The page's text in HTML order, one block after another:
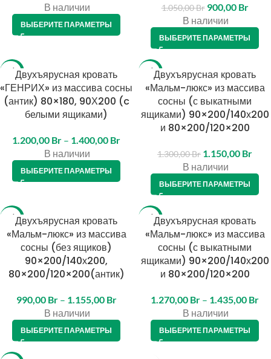
В наличии
ВЫБЕРИТЕ ПАРАМЕТРЫ
1.050,00Br 900,00 Br
В наличии
ВЫБЕРИТЕ ПАРАМЕТРЫ
-14%Двухъярусная кровать
«ГЕНРИХ» из массива сосны
(антик) 80×180, 90Х200 (c
белыми ящиками)
1.200,00 Br – 1.400,00 Br
В наличии
ВЫБЕРИТЕ ПАРАМЕТРЫ
-12%Двухъярусная кровать
«Мальм-люкс» из массива
сосны (с выкатными
ящиками) 90×200/140х200
и 80×200/120×200
1.300,00Br 1.150,00 Br
В наличии
ВЫБЕРИТЕ ПАРАМЕТРЫ
-14%Двухъярусная кровать
«Мальм-люкс» из массива
сосны (без ящиков)
90×200/140х200,
80×200/120×200(антик)
990,00 Br – 1.155,00 Br
В наличии
ВЫБЕРИТЕ ПАРАМЕТРЫ
-11%Двухъярусная кровать
«Мальм-люкс» из массива
сосны (с выкатными
ящиками) 90×200/140х200
и 80×200/120×200
1.270,00 Br – 1.435,00 Br
В наличии
ВЫБЕРИТЕ ПАРАМЕТРЫ